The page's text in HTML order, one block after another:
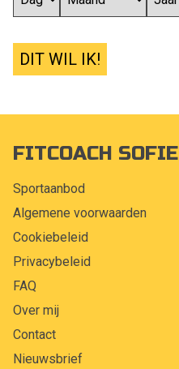
DIT WIL IK!
FITCOACH SOFIE
Sportaanbod
Algemene voorwaarden
Cookiebeleid
Privacybeleid
FAQ
Over mij
Contact
Nieuwsbrief